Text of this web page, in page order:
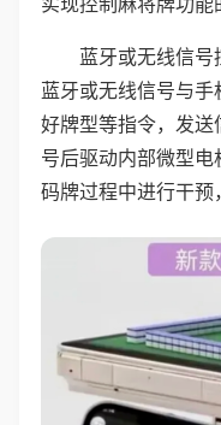
蓝牙或无线信
蓝牙或无线信号与
好牌型等指令，发
号后驱动内部微型电
码牌过程中进行干预